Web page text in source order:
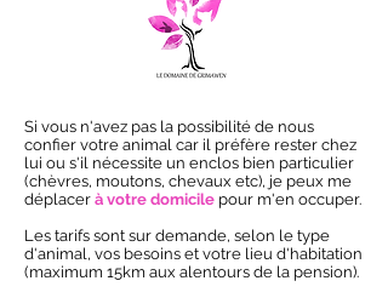
Si vous n'avez pas la possibilité de nous
confier votre animal car il préfère rester chez
lui ou s'il nécessite un enclos bien particulier
(chèvres, moutons, chevaux etc), je peux me
déplacer à votre domicile pour m'en occuper.
Les tarifs sont sur demande, selon le type
d'animal, vos besoins et votre lieu d'habitation
(maximum 15km aux alentours de la pension).